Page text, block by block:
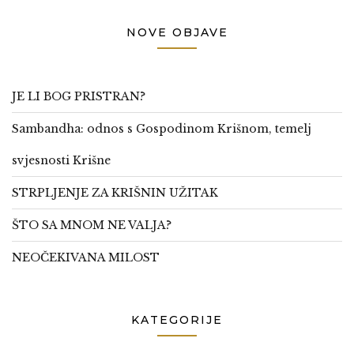
NOVE OBJAVE
JE LI BOG PRISTRAN?
Sambandha: odnos s Gospodinom Krišnom, temelj
svjesnosti Krišne
STRPLJENJE ZA KRIŠNIN UŽITAK
ŠTO SA MNOM NE VALJA?
NEOČEKIVANA MILOST
KATEGORIJE